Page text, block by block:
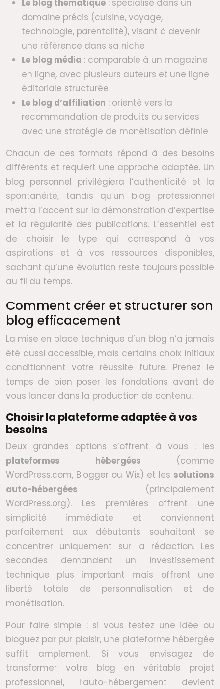
Le blog thématique : spécialisé dans un
domaine précis (cuisine, voyage,
technologie, parentalité), visant à devenir
une référence dans sa niche
Le blog média : comparable à un magazine
en ligne, avec plusieurs auteurs et une ligne
éditoriale structurée
Le blog d’affiliation : orienté vers la
recommandation de produits ou services
avec une stratégie de monétisation définie
Chacun de ces formats répond à des besoins
différents et requiert une approche adaptée. Un
blog personnel privilégiera l’authenticité et la
spontanéité, tandis qu’un blog professionnel
mettra l’accent sur la démonstration d’expertise
et la régularité des publications. L’essentiel est
de choisir le type qui correspond à vos
aspirations et à vos ressources disponibles,
sachant qu’une évolution reste toujours possible
au fil du temps.
Comment créer et structurer son
blog efficacement
La mise en place technique d’un blog n’a jamais
été aussi accessible, mais certains choix initiaux
conditionnent votre réussite future. Prenez le
temps de bien poser les fondations avant de
vous lancer dans la production de contenu.
Choisir la plateforme adaptée à vos
besoins
Deux grandes options s’offrent à vous : les
plateformes hébergées (comme
WordPress.com, Blogger ou Wix) et les solutions
auto-hébergées (principalement
WordPress.org). Les premières offrent une
simplicité immédiate et conviennent
parfaitement aux débutants souhaitant se
concentrer uniquement sur la rédaction. Les
secondes demandent un investissement
technique plus important mais offrent une
liberté totale de personnalisation et de
monétisation.
Pour faire simple : si vous testez une idée ou
bloguez par pur plaisir, une plateforme hébergée
suffit amplement. Si vous envisagez de
transformer votre blog en véritable projet
professionnel, l’auto-hébergement devient